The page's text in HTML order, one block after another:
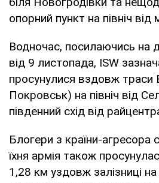
опорний пункт на північ від
Водночас, посилаючись на
від 9 листопада, ISW
просунулися вздовж
Покровськ) на північ від
південний схід від
Блогери з країни-
їхня армія також
1,28 км уздовж залізниці на